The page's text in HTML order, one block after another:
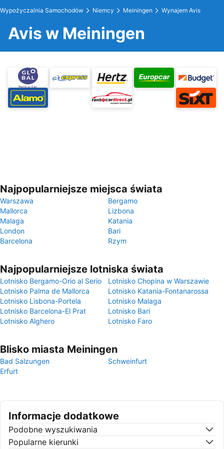
Wypożyczalnia Samochodów Niemcy Meiningen Wynajem Avis
Avis w Meiningen
Najpopularniejsze miejsca świata
Warszawa
Bergamo
Mallorca
Lizbona
Malaga
Katania
London
Bari
Barcelona
Rzym
Najpopularniejsze lotniska świata
Lotnisko Bergamo-Orio al Serio
Lotnisko Chopina w Warszawie
Lotnisko Palma de Mallorca
Lotnisko Katania-Fontanarossa
Lotnisko Lisbona-Portela
Lotnisko Malaga
Lotnisko Barcelona-El Prat
Lotnisko Bari
Lotnisko Alghero
Lotnisko Faro
Blisko miasta Meiningen
Bad Salzungen
Schweinfurt
Erfurt
Informacje dodatkowe
Podobne wyszukiwania
Popularne kierunki